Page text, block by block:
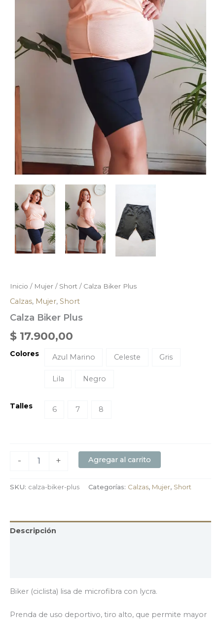
Inicio / Mujer / Short / Calza Biker Plus
Calzas, Mujer, Short
Calza Biker Plus
$ 17.900,00
Colores Azul Marino Celeste Gris
Lila Negro
Talles 6 7 8
- + Agregar al carrito
SKU: calza-biker-plus Categorías: Calzas, Mujer, Short
Descripción
Biker (ciclista) lisa de microfibra con lycra.
Prenda de uso deportivo, tiro alto, que permite mayor